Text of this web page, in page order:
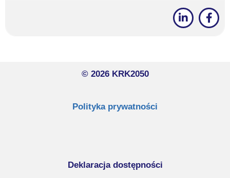
© 2026 KRK2050
Polityka prywatności
Deklaracja dostępności